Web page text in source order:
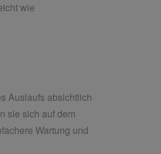
wie
Auslaufs absichtlich
sie sich auf dem
Wartung und